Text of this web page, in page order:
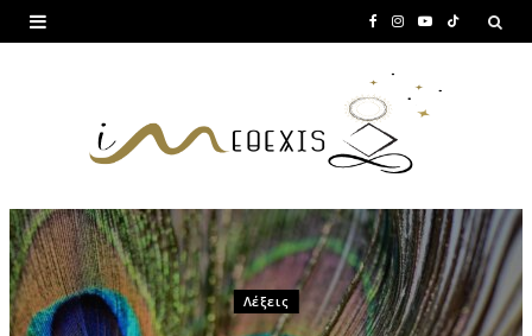
c
e
o
o
k
I
g
r
a
Y
e
T
k
Λέξεις